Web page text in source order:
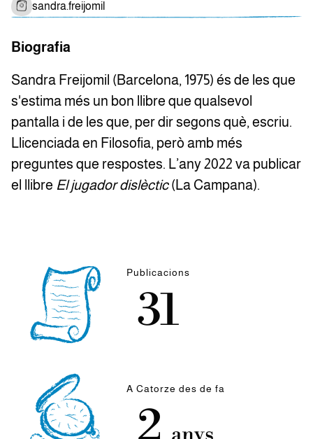
sandra.freijomil
Biografia
Sandra Freijomil (Barcelona, 1975) és de les que
s'estima més un bon llibre que qualsevol
pantalla i de les que, per dir segons què, escriu.
Llicenciada en Filosofia, però amb més
preguntes que respostes. L’any 2022 va publicar
el llibre El jugador dislèctic(La Campana).
Publicacions
31
A Catorze des de fa
2